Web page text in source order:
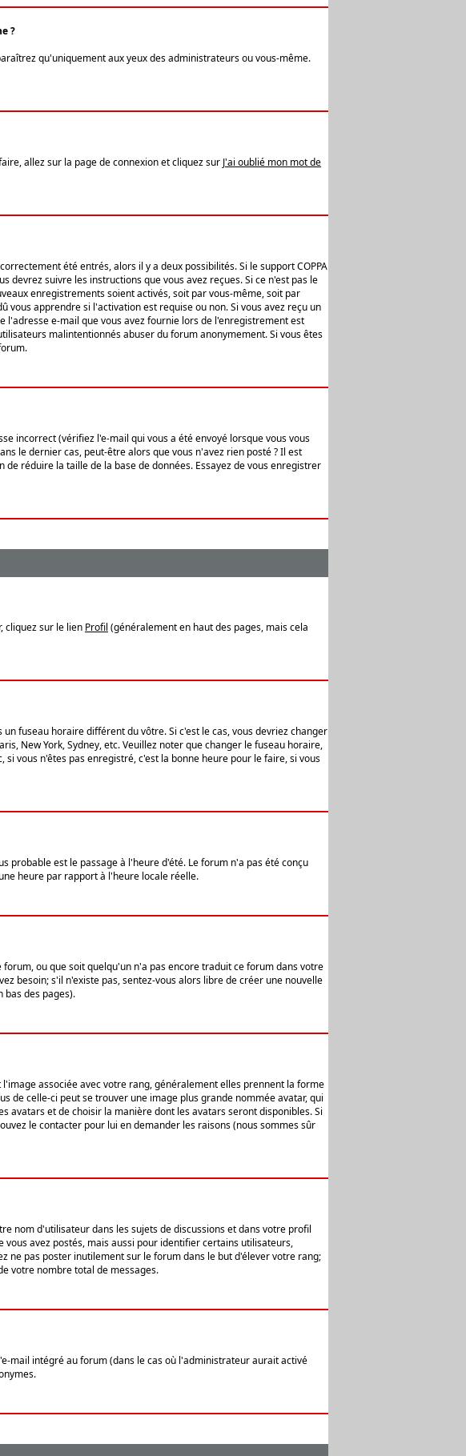
?
qu'uniquement aux yeux des administrateurs ou vous-même.
allez sur la page de connexion et cliquez sur J'ai oublié mon mot de
été entrés, alors il y a deux possibilités. Si le support COPPA
devrez suivre les instructions que vous avez reçues. Si ce n'est pas le
enregistrements soient activés, soit par vous-même, soit par
apprendre si l'activation est requise ou non. Si vous avez reçu un
l'adresse e-mail que vous avez fournie lors de l'enregistrement est
malintentionnés abuser du forum anonymement. Si vous êtes
incorrect (vérifiez l'e-mail qui vous a été envoyé lorsque vous vous
le dernier cas, peut-être alors que vous n'avez rien posté ? Il est
réduire la taille de la base de données. Essayez de vous enregistrer
cliquez sur le lien Profil (généralement en haut des pages, mais cela
fuseau horaire différent du vôtre. Si c'est le cas, vous devriez changer
New York, Sydney, etc. Veuillez noter que changer le fuseau horaire,
vous n'êtes pas enregistré, c'est la bonne heure pour le faire, si vous
probable est le passage à l'heure d'été. Le forum n'a pas été conçu
heure par rapport à l'heure locale réelle.
ou que soit quelqu'un n'a pas encore traduit ce forum dans votre
besoin; s'il n'existe pas, sentez-vous alors libre de créer une nouvelle
bas des pages).
associée avec votre rang, généralement elles prennent la forme
de celle-ci peut se trouver une image plus grande nommée avatar, qui
et de choisir la manière dont les avatars seront disponibles. Si
le contacter pour lui en demander les raisons (nous sommes sûr
nom d'utilisateur dans les sujets de discussions et dans votre profil
avez postés, mais aussi pour identifier certains utilisateurs,
ne pas poster inutilement sur le forum dans le but d'élever votre rang;
votre nombre total de messages.
mail intégré au forum (dans le cas où l'administrateur aurait activé